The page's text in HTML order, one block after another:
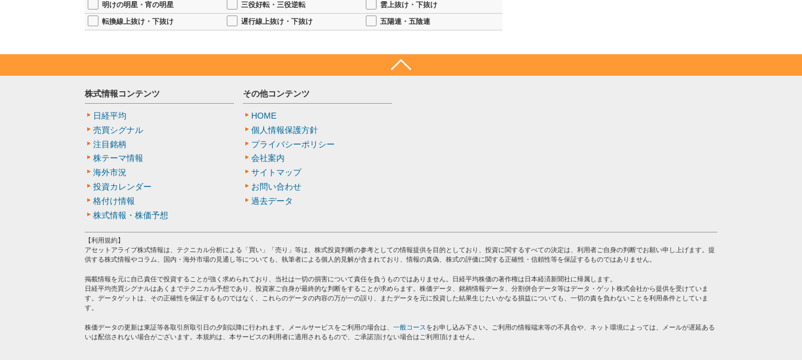
明けの明星・宵の明星
三役好転・三役逆転
雲上抜け・下抜け
転換線上抜け・下抜け
遅行線上抜け・下抜け 五陽連・五陰連
株式情報コンテンツ
日経平均
売買シグナル
注目銘柄
株テーマ情報
海外市況
投資カレンダー
格付け情報
株式情報・株価予想
その他コンテンツ
HOME
個人情報保護方針
プライバシーポリシー
会社案内
サイトマップ
お問い合わせ
過去データ
【利用規約】
アセットアライブ株式情報は、テクニカル分析による「買い」「売り」等は、株式投資判断の参考としての情報提供を目的としており、投資に関するすべての決定は、利用者ご自身の判断でお願い申し上げます。提
供する株式情報やコラム、国内・海外市場の見通し等についても、執筆者による個人的見解が含まれており、情報の真偽、株式の評価に関する正確性・信頼性等を保証するものではありません。
掲載情報を元に自己責任で投資することが強く求められており、当社は一切の損害について責任を負うものではありません。日経平均株価の著作権は日本経済新聞社に帰属します。
日経平均売買シグナルはあくまでテクニカル予想であり、投資家ご自身が最終的な判断をすることが求めらます。株価データ、銘柄情報データ、分割併合データ等はデータ・ゲット株式会社から提供を受けていま
す。データゲットは、その正確性を保証するものではなく、これらのデータの内容の万が一の誤り、またデータを元に投資した結果生じたいかなる損益についても、一切の責を負わないことを利用条件としていま
す。
株価データの更新は東証等各取引所取引日の夕刻以降に行われます。メールサービスをご利用の場合は、 一般コース をお申し込み下さい。ご利用の情報端末等の不具合や、ネット環境によっては、メールが遅延ある
いは配信されない場合がございます。本規約は、本サービスの利用者に適用されるもので、ご承諾頂けない場合はご利用頂けません。